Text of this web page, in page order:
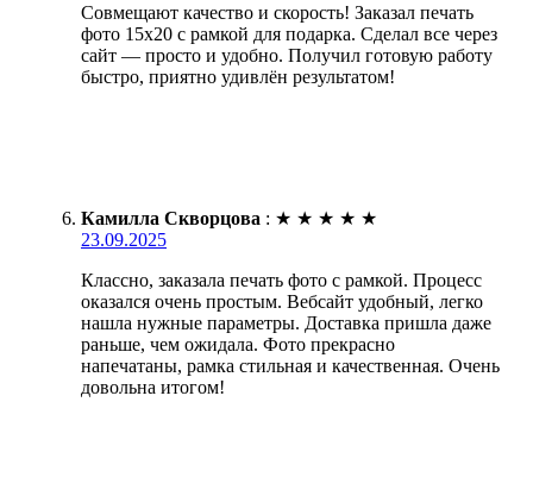
Совмещают качество и скорость! Заказал печать
фото 15х20 с рамкой для подарка. Сделал все через
сайт — просто и удобно. Получил готовую работу
быстро, приятно удивлён результатом!
Камилла Скворцова : ★ ★ ★ ★ ★
23.09.2025
Классно, заказала печать фото с рамкой. Процесс
оказался очень простым. Вебсайт удобный, легко
нашла нужные параметры. Доставка пришла даже
раньше, чем ожидала. Фото прекрасно
напечатаны, рамка стильная и качественная. Очень
довольна итогом!